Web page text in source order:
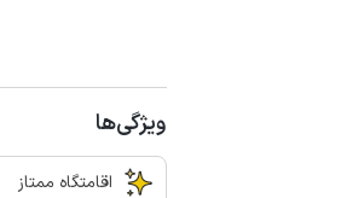
ویژگی‌ها
اقامتگاه ممتاز